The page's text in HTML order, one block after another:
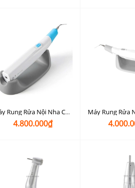
Máy Rung Rửa Nội Nha COXO Ultra Smart AI
4.800.000₫